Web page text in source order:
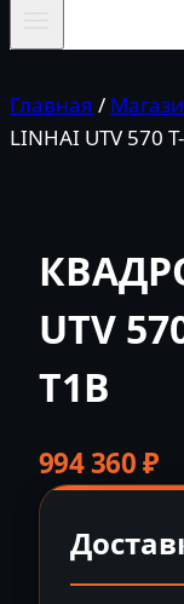
Главная /
LINHAI UTV 570
UTV
T1B
994 360₽